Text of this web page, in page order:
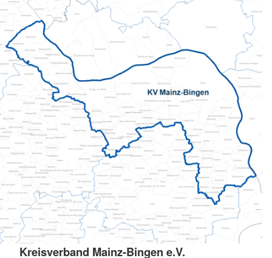
Kreisverband Mainz-Bingen e.V.